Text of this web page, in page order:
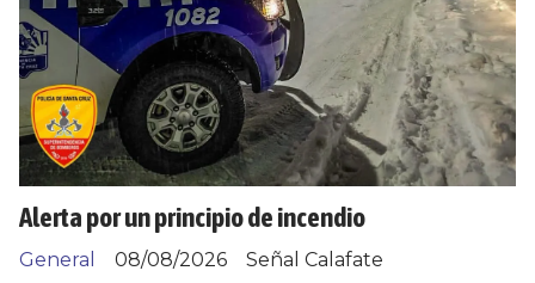
Alerta por un principio de incendio
Señal Calafate
General
08/08/2026